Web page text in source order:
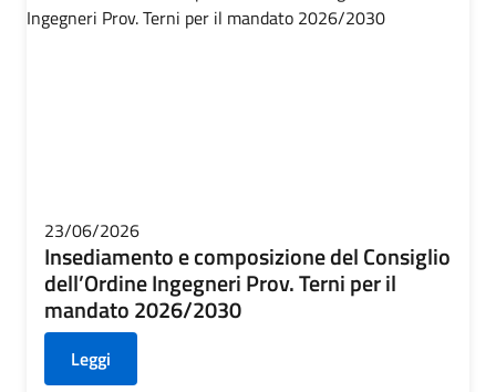
23/06/2026
Insediamento e composizione del Consiglio
dell’Ordine Ingegneri Prov. Terni per il
mandato 2026/2030
Leggi